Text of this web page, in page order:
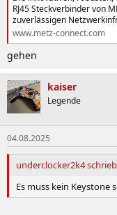
RJ45 Steckverbinder von
zuverlässigen
www.metz-connect.com
gehen
kaiser
Legende
04.08.2025
underclocker2k4
Es muss kein Keystone